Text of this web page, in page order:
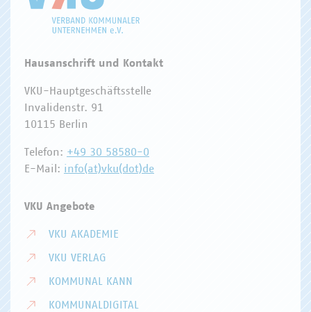
Hausanschrift und Kontakt
VKU-Hauptgeschäftsstelle
Invalidenstr. 91
10115 Berlin
Telefon: +49 30 58580-0
E-Mail: info(at)vku(dot)de
VKU Angebote
VKU AKADEMIE
VKU VERLAG
KOMMUNAL KANN
KOMMUNALDIGITAL